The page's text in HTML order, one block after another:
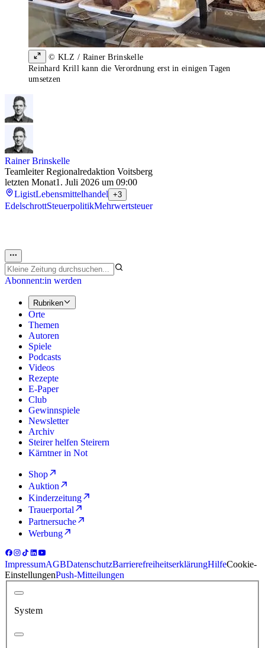
© KLZ / Rainer Brinskelle
Reinhard Krill kann die Verordnung erst in einigen Tagen
umsetzen
Rainer Brinskelle
Teamleiter Regionalredaktion Voitsberg
letzten Monat1. Juli 2026 um 09:00
LigistLebensmittelhandel +3
EdelschrottSteuerpolitikMehrwertsteuer
Abonnent:in werden
Rubriken
Orte
Themen
Autoren
Spiele
Podcasts
Videos
Rezepte
E-Paper
Club
Gewinnspiele
Newsletter
Archiv
Steirer helfen Steirern
Kärntner in Not
Shop
Auktion
Kinderzeitung
Trauerportal
Partnersuche
Werbung
ImpressumAGBDatenschutzBarrierefreiheitserklärungHilfeCookie-
EinstellungenPush-Mitteilungen
System